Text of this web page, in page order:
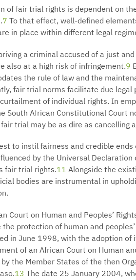
of fair trial rights is dependent on
7 To that effect, well-defined
in place within different legal
a criminal accused of a just
also at a high risk of infringement.9
the rule of law and the
fair trial norms facilitate due
of individual rights. In
South African Constitutional Court
trial may be as dire as cancelling
to instil fairness and credible
by the Universal
fair trial rights.11 Alongside the
bodies are instrumental in
Court on Human and Peoples’
the protection of human and
in June 1998, with the adoption of
of an African Court on Human
the Member States of the then
13 The date 25 January 2004,